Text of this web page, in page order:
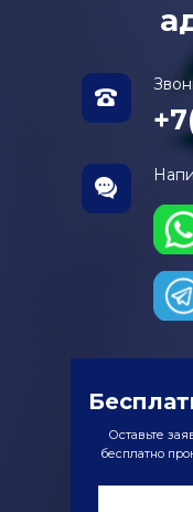
Оставьте
бесплатно